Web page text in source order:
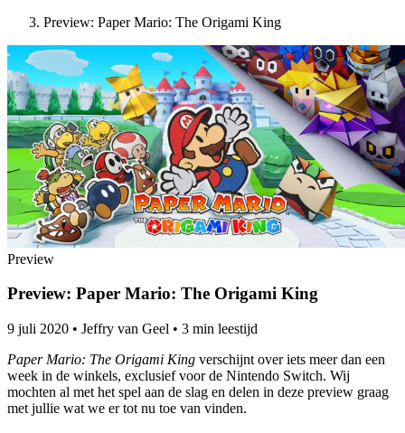
Preview: Paper Mario: The Origami King
Preview
Preview: Paper Mario: The Origami King
9 juli 2020 • Jeffry van Geel • 3 min leestijd
Paper Mario: The Origami King verschijnt over iets meer dan een
week in de winkels, exclusief voor de Nintendo Switch. Wij
mochten al met het spel aan de slag en delen in deze preview graag
met jullie wat we er tot nu toe van vinden.